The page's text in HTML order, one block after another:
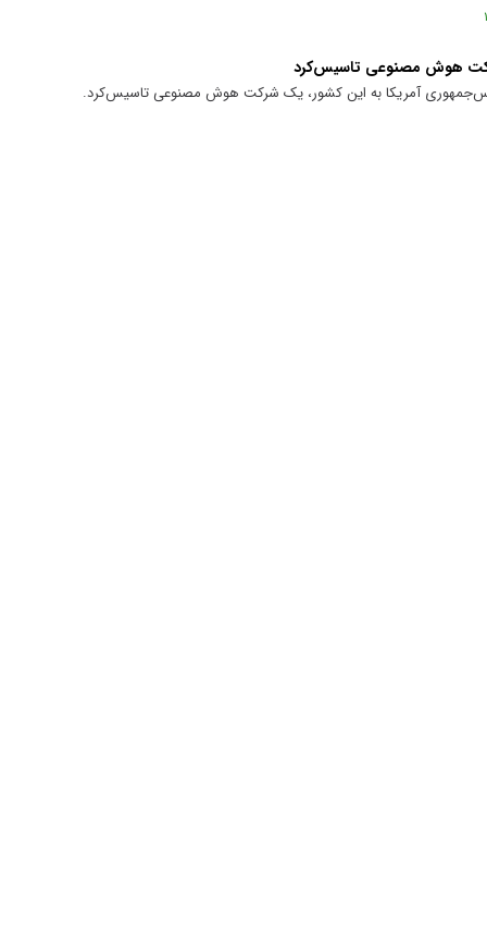
هوش مصنوعی تاسیس‌کرد
آمریکا به این کشور، یک شرکت هوش مصنوعی تاسیس‌کرد.